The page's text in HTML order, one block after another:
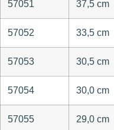
57051 37,5 cm
57052 33,5 cm
57053 30,5 cm
57054 30,0 cm
57055 29,0 cm